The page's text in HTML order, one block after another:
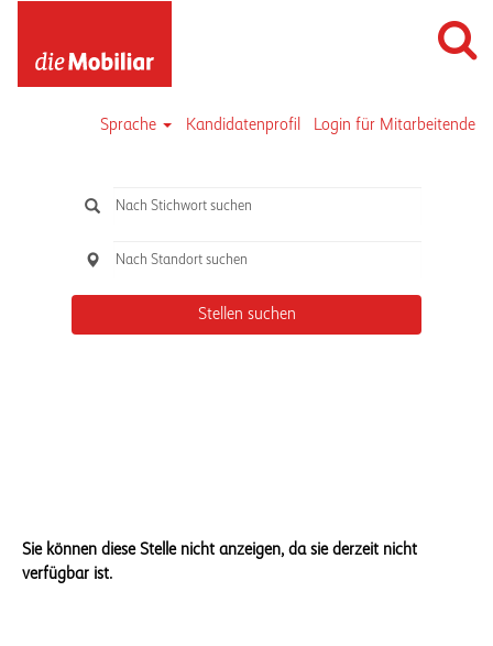
Sprache Kandidatenprofil Login für Mitarbeitende
Stellen suchen
Sie können diese Stelle nicht anzeigen, da sie derzeit nicht
verfügbar ist.